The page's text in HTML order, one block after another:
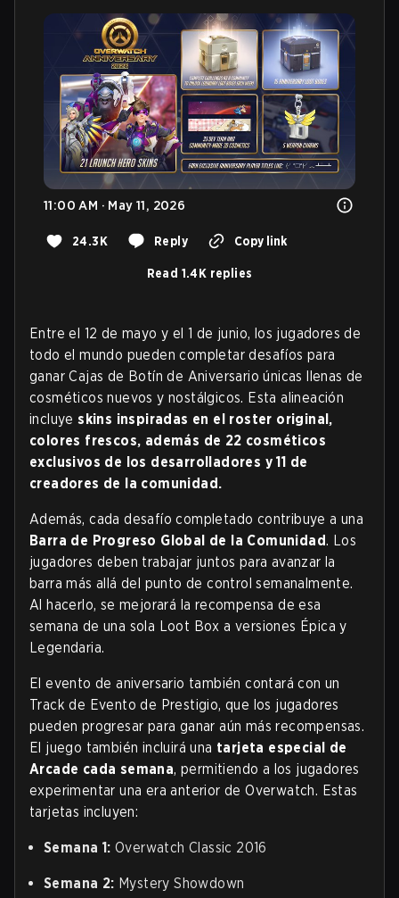
11:00 AM · May 11, 2026
24.3K Reply Copy link
Read 1.4K replies
Entre el 12 de mayo y el 1 de junio, los jugadores de
todo el mundo pueden completar desafíos para
ganar Cajas de Botín de Aniversario únicas llenas de
cosméticos nuevos y nostálgicos. Esta alineación
incluyeskins inspiradas en el roster original,
colores frescos, además de 22 cosméticos
exclusivos de los desarrolladores y 11 de
creadores de la comunidad.
Además, cada desafío completado contribuye a una
Barra de Progreso Global de la Comunidad. Los
jugadores deben trabajar juntos para avanzar la
barra más allá del punto de control semanalmente.
Al hacerlo, se mejorará la recompensa de esa
semana de una sola Loot Box a versiones Épica y
Legendaria.
El evento de aniversario también contará con un
Track de Evento de Prestigio, que los jugadores
pueden progresar para ganar aún más recompensas.
El juego también incluirá una tarjeta especial de
Arcade cada semana, permitiendo a los jugadores
experimentar una era anterior de Overwatch. Estas
tarjetas incluyen:
Semana 1: Overwatch Classic 2016
Semana 2: Mystery Showdown